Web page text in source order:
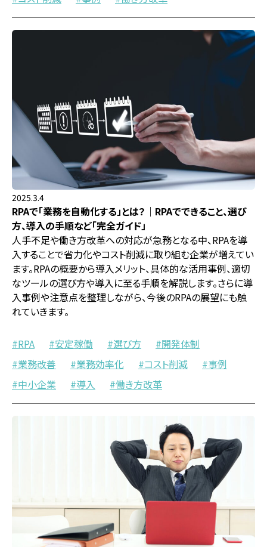
2025.3.4
RPAで「業務を自動化する」とは？｜RPAでできること、選び
方、導入の手順など「完全ガイド」
人手不足や働き方改革への対応が急務となる中、RPAを導
入することで省力化やコスト削減に取り組む企業が増えてい
ます。RPAの概要から導入メリット、具体的な活用事例、適切
なツールの選び方や導入に至る手順を解説します。さらに導
入事例や注意点を整理しながら、今後のRPAの展望にも触
れていきます。
RPA 安定稼働 選び方
開発体制
業務改善
業務効率化 コスト削減
事例
中小企業
導入 働き方改革